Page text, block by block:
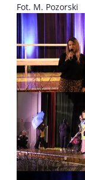
Fot. M. Pozorski